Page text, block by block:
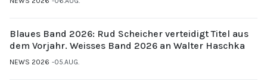
Blaues Band 2026: Rud Scheicher verteidigt Titel aus
dem Vorjahr. Weisses Band 2026 an Walter Haschka
NEWS 2026 05.AUG.